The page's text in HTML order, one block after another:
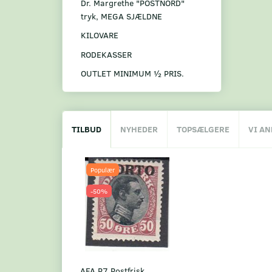
Dr. Margrethe "POSTNORD"
tryk, MEGA SJÆLDNE
KILOVARE
RODEKASSER
OUTLET MINIMUM ½ PRIS.
TILBUD NYHEDER TOPSÆLGERE VI
Populær
-50%